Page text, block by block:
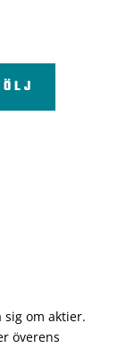
sig om aktier.
överens